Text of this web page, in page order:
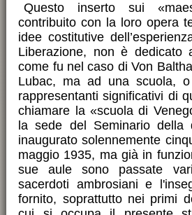
Questo inserto sui
contribuito con la loro opera
idee costitutive
Liberazione, non è dedicato
come fu nel caso di Von
Lubac, ma ad una scuola,
rappresentanti significativi di
chiamare la «scuola di
la sede del Seminario della
inaugurato solennemente
maggio 1935, ma già in
sue aule sono passate
sacerdoti ambrosiani e
fornito, soprattutto nei primi